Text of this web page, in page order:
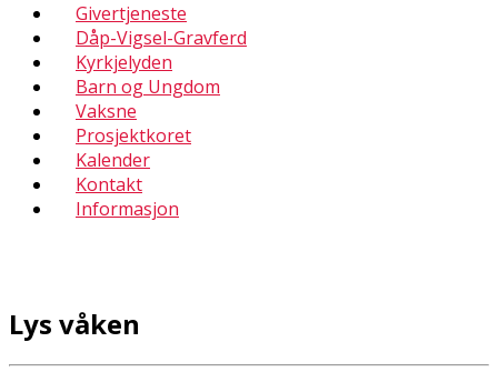
Givertjeneste
Dåp-Vigsel-Gravferd
Kyrkjelyden
Barn og Ungdom
Vaksne
Prosjektkoret
Kalender
Kontakt
Informasjon
Lys våken